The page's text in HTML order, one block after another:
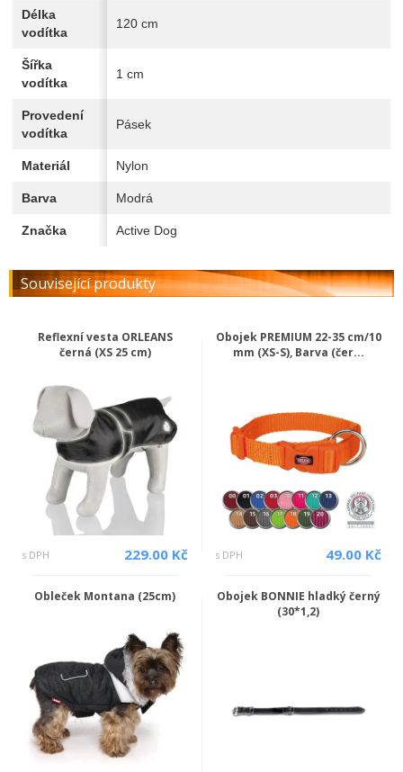
Délka
vodítka
120 cm
Šířka
vodítka
1 cm
Provedení
vodítka
Pásek
Materiál Nylon
Barva Modrá
Značka Active Dog
Související produkty
Reflexní vesta ORLEANS
černá (XS 25 cm)
s DPH 229.00 Kč
Obojek PREMIUM 22-35 cm/10
mm (XS-S), Barva (čer...
s DPH 49.00 Kč
Obleček Montana (25cm)
Obojek BONNIE hladký černý
(30*1,2)